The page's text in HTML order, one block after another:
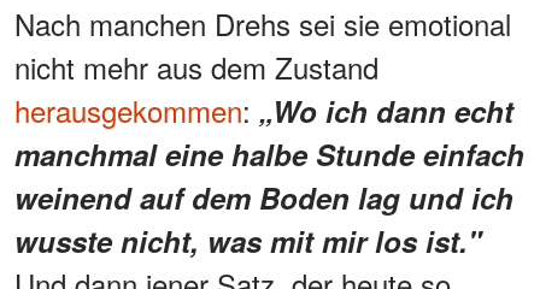
Nach manchen Drehs sei sie emotional
nicht mehr aus dem Zustand
herausgekommen: „Wo ich dann echt
manchmal eine halbe Stunde einfach
weinend auf dem Boden lag und ich
wusste nicht, was mit mir los ist."